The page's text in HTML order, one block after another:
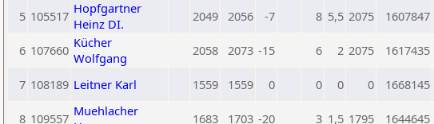
5 105517 Hopfgartner
Heinz DI.
2049 2056 -7 8 5,5 2075 1607847
6 107660 Kücher
Wolfgang
2058 2073 -15 6 2 2075 1617435
7 108189 Leitner Karl 1559 1559 0 0 0 0 1668145
8 109557 Muehlacher
1683 1703 -20 3 1,5 1795 1644645